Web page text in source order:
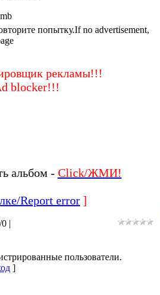
попытку.If no advertisement,
рекламы!!!
blocker!!!
альбом - Click/ЖМИ!
Report error ]
0 |
пользователи.
]